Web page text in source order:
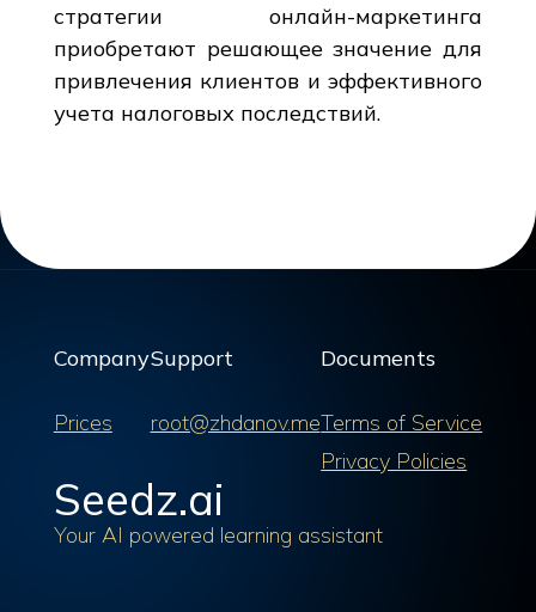
стратегии онлайн-маркетинга
приобретают решающее значение для
привлечения клиентов и эффективного
учета налоговых последствий.
Company
Prices
Support
root@zhdanov.me
Documents
Terms of Service
Privacy Policies
Seedz.ai
Your AI powered learning assistant